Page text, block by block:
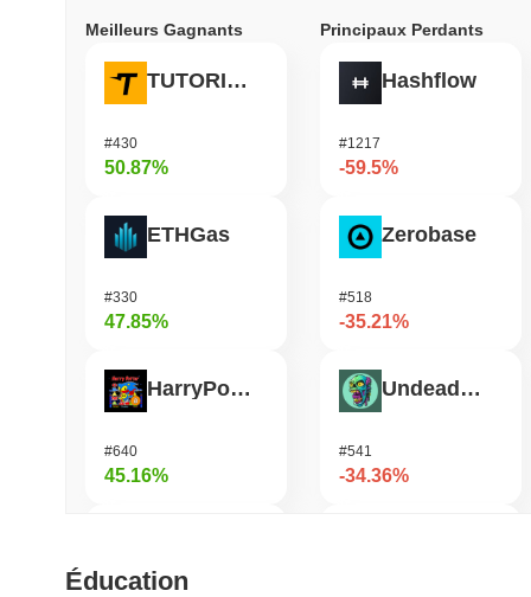
Meilleurs Gagnants
TUTORIAL
#430
50.87%
ETHGas
#330
47.85%
HarryPotterObamaSonic10Inu (ETH)
#640
45.16%
Principaux Perdants
Hashflow
#1217
-59.5%
Zerobase
#518
-35.21%
Undeads Games
#541
-34.36%
Éducation